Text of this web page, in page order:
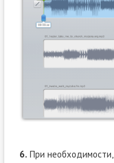
6. При